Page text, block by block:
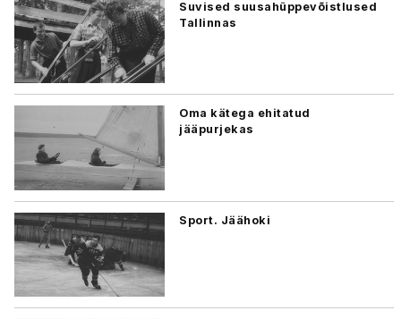
Suvised suusahüppevõistlused
Tallinnas
Oma kätega ehitatud
jääpurjekas
Sport. Jäähoki